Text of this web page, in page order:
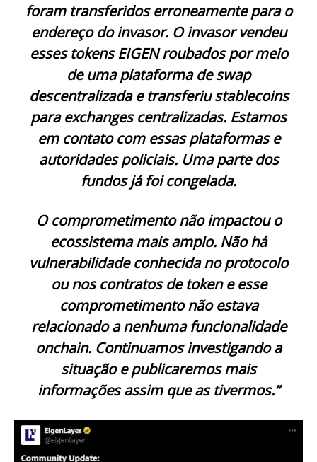
foram transferidos erroneamente para o
endereço do invasor. O invasor vendeu
esses tokens EIGEN roubados por meio
de uma plataforma de swap
descentralizada e transferiu stablecoins
para exchanges centralizadas. Estamos
em contato com essas plataformas e
autoridades policiais. Uma parte dos
fundos já foi congelada.
O comprometimento não impactou o
ecossistema mais amplo. Não há
vulnerabilidade conhecida no protocolo
ou nos contratos de token e esse
comprometimento não estava
relacionado a nenhuma funcionalidade
onchain. Continuamos investigando a
situação e publicaremos mais
informações assim que as tivermos.”